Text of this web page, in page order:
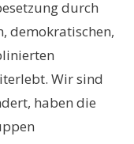
durch
demokratischen,
Wir sind
haben die